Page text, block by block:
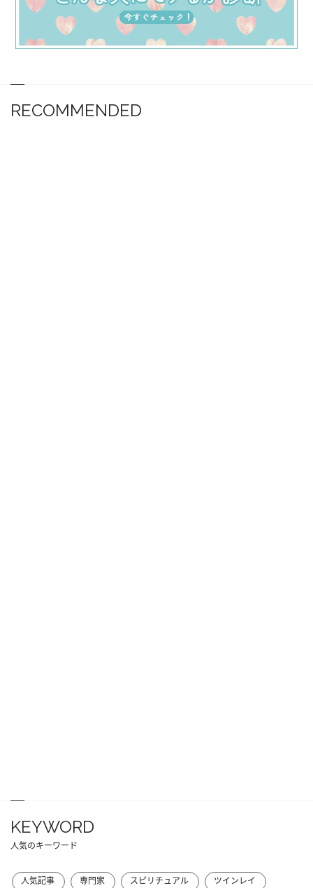
RECOMMENDED
KEYWORD
人気のキーワード
人気記事 専門家 スピリチュアル
ツインレイ